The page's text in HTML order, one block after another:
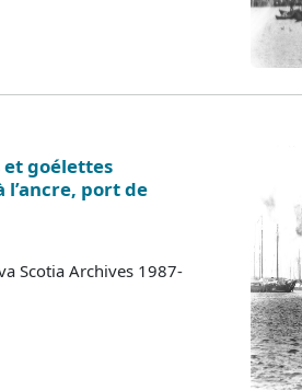
et goélettes
l’ancre, port de
Scotia Archives 1987-